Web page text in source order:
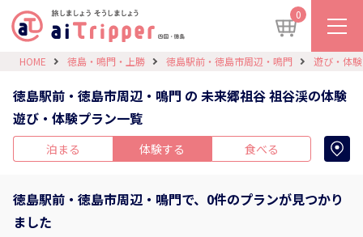
0
HOME 徳島・鳴門・上勝 徳島駅前・徳島市周辺・鳴門 遊び・体験
徳島駅前・徳島市周辺・鳴門 の 未来郷祖谷 祖谷渓の体験
遊び・体験プラン一覧
泊まる 体験する 食べる
徳島駅前・徳島市周辺・鳴門で、0件のプランが見つかり
ました